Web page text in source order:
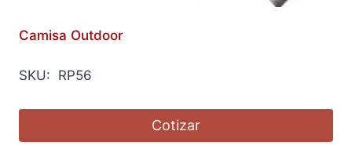
Camisa Outdoor
SKU: RP56
Cotizar